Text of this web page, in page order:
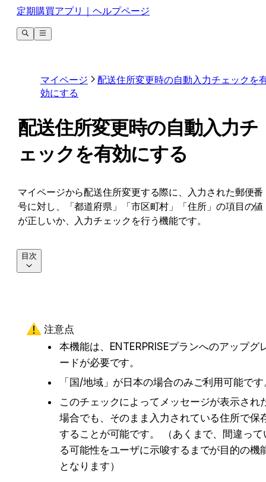
定期購買アプリ｜ヘルプページ
マイページ
配送住所変更時の自動入力チェックを
効にする
配送住所変更時の自動入力チ
ェックを有効にする
マイページから配送住所変更する際に、入力された郵便番
号に対し、「都道府県」「市区町村」「住所」の項目の値
が正しいか、入力チェックを行う機能です。
注意点
本機能は、ENTERPRISEプランへのアップグ
ードが必要です。
「国/地域」が日本の場合のみご利用可能です
このチェックによってメッセージが表示され
場合でも、そのまま入力されている住所で保
することが可能です。 （あくまで、間違って
る可能性をユーザに示唆するまでが目的の機
となります）
目次